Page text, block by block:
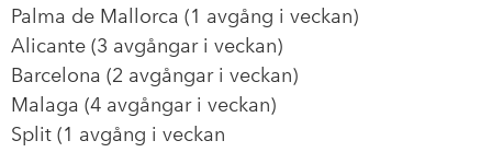
Palma de Mallorca (1 avgång i veckan)
Alicante (3 avgångar i veckan)
Barcelona (2 avgångar i veckan)
Malaga (4 avgångar i veckan)
Split (1 avgång i veckan